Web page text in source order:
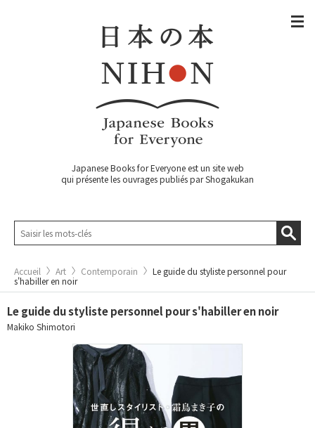
Japanese Books for Everyone est un site web
qui présente les ouvrages publiés par Shogakukan
Accueil Art Contemporain
Le guide du styliste personnel pour
s'habiller en noir
Le guide du styliste personnel pour s'habiller en noir
Makiko Shimotori